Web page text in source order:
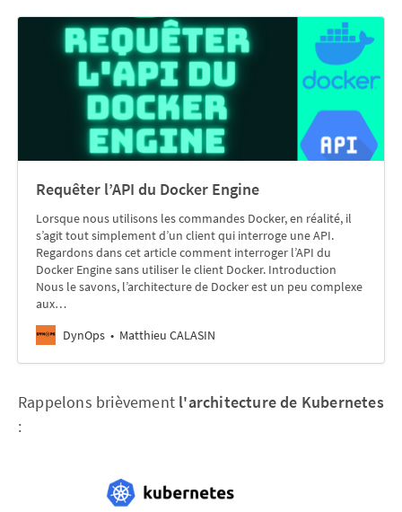
Requêter l’API du Docker Engine
Lorsque nous utilisons les commandes Docker, en réalité, il
s’agit tout simplement d’un client qui interroge une API.
Regardons dans cet article comment interroger l’API du
Docker Engine sans utiliser le client Docker. Introduction
Nous le savons, l’architecture de Docker est un peu complexe
aux…
DynOps
Matthieu CALASIN
Rappelons brièvement l'architecture de Kubernetes
: